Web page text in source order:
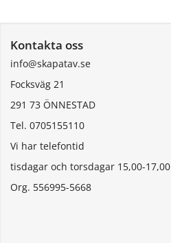
Kontakta oss
info@skapatav.se
Focksväg 21
291 73 ÖNNESTAD
Tel. 0705155110
Vi har telefontid
tisdagar och torsdagar 15,00-17,00
Org. 556995-5668